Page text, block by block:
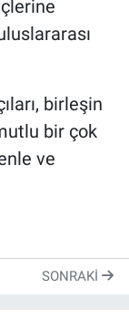
birleşin
bir çok
ve
SONRAKI